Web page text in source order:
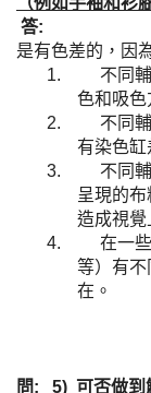
答:
是有色差的，因
1.
不同
色和吸色
2.
不同
有染色缸
3.
不同
呈現的布
造成視覺
4.
在一
等）有不
在。
問: 5) 可否做到